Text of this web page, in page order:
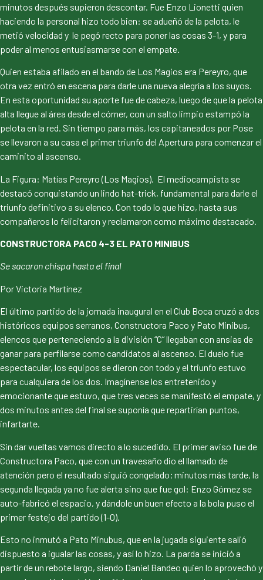
minutos después supieron descontar. Fue Enzo Lionetti quien
haciendo la personal hizo todo bien: se adueñó de la pelota, le
metió velocidad y le pegó recto para poner las cosas 3-1, y para
poder al menos entusiasmarse con el empate.
Quien estaba afilado en el bando de Los Magios era Pereyro, que
otra vez entró en escena para darle una nueva alegría a los suyos.
En esta oportunidad su aporte fue de cabeza, luego de que la pelota
alta llegue al área desde el córner, con un salto limpio estampó la
pelota en la red. Sin tiempo para más, los capitaneados por Pose
se llevaron a su casa el primer triunfo del Apertura para comenzar el
caminito al ascenso.
La Figura: Matías Pereyro (Los Magios). El mediocampista se
destacó conquistando un lindo hat-trick, fundamental para darle el
triunfo definitivo a su elenco. Con todo lo que hizo, hasta sus
compañeros lo felicitaron y reclamaron como máximo destacado.
CONSTRUCTORA PACO 4-3 EL PATO MINIBUS
Se sacaron chispa hasta el final
Por Victoria Martínez
El último partido de la jornada inaugural en el Club Boca cruzó a dos
históricos equipos serranos, Constructora Paco y Pato Minibus,
elencos que perteneciendo a la división “C” llegaban con ansias de
ganar para perfilarse como candidatos al ascenso. El duelo fue
espectacular, los equipos se dieron con todo y el triunfo estuvo
para cualquiera de los dos. Imagínense los entretenido y
emocionante que estuvo, que tres veces se manifestó el empate, y
dos minutos antes del final se suponía que repartirían puntos,
infartarte.
Sin dar vueltas vamos directo a lo sucedido. El primer aviso fue de
Constructora Paco, que con un travesaño dio el llamado de
atención pero el resultado siguió congelado; minutos más tarde, la
segunda llegada ya no fue alerta sino que fue gol: Enzo Gómez se
auto-fabricó el espacio, y dándole un buen efecto a la bola puso el
primer festejo del partido (1-0).
Esto no inmutó a Pato Minubus, que en la jugada siguiente salió
dispuesto a igualar las cosas, y así lo hizo. La parda se inició a
partir de un rebote largo, siendo Daniel Bandeo quien lo aprovechó y